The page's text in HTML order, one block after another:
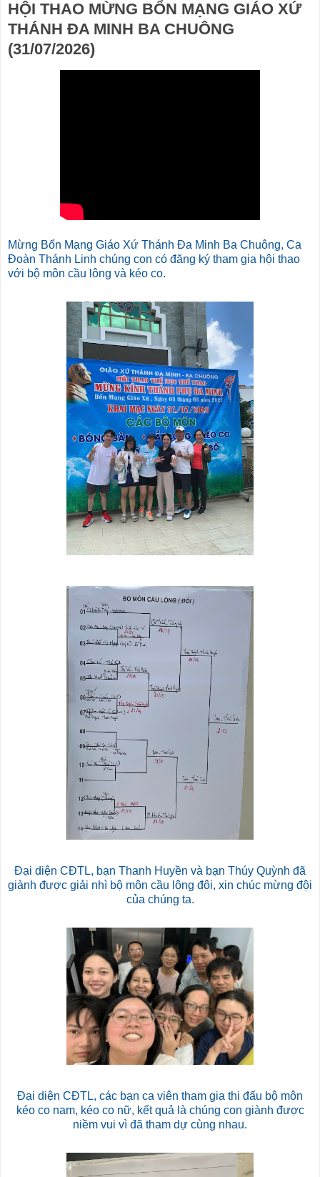
HỘI THAO MỪNG BỔN MẠNG GIÁO XỨ
THÁNH ĐA MINH BA CHUÔNG
(31/07/2026)
Mừng Bổn Mạng Giáo Xứ Thánh Đa Minh Ba Chuông, Ca
Đoàn Thánh Linh chúng con có đăng ký tham gia hội thao
với bộ môn cầu lông và kéo co.
Đại diện CĐTL, bạn Thanh Huyền và bạn Thúy Quỳnh đã
giành được giải nhì bộ môn cầu lông đôi, xin chúc mừng đội
của chúng ta.
Đại diện CĐTL, các bạn ca viên tham gia thi đấu bộ môn
kéo co nam, kéo co nữ, kết quả là chúng con giành được
niềm vui vì đã tham dự cùng nhau.